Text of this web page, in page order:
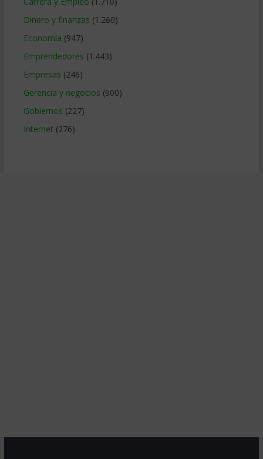
Dinero y finanzas (1.260)
Economía (947)
Emprendedores (1.443)
Empresas (246)
Gerencia y negocios (900)
Gobiernos (227)
Internet (276)